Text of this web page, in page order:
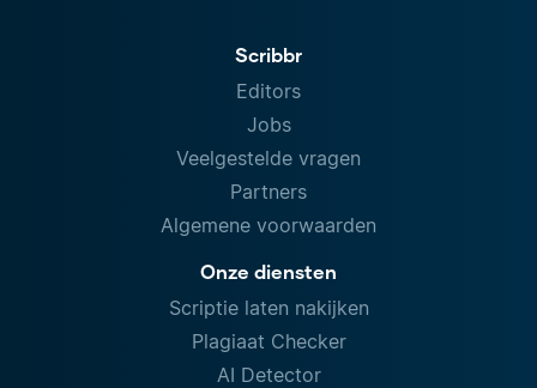
Scribbr
Editors
Jobs
Veelgestelde vragen
Partners
Algemene voorwaarden
Onze diensten
Scriptie laten nakijken
Plagiaat Checker
AI Detector